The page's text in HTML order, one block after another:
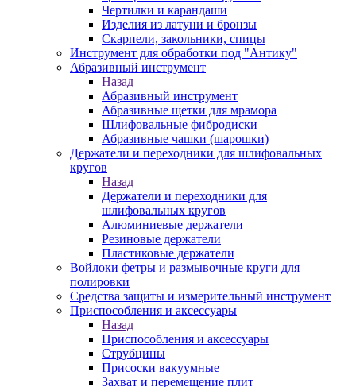
Чертилки и карандаши
Изделия из латуни и бронзы
Скарпели, закольники, спицы
Инструмент для обработки под "Антику"
Абразивный инструмент
Назад
Абразивный инструмент
Абразивные щетки для мрамора
Шлифовальные фибродиски
Абразивные чашки (шарошки)
Держатели и переходники для шлифовальных
кругов
Назад
Держатели и переходники для
шлифовальных кругов
Алюминиевые держатели
Резиновые держатели
Пластиковые держатели
Войлоки фетры и размывочные круги для
полировки
Средства защиты и измерительный инструмент
Приспособления и аксессуары
Назад
Приспособления и аксессуары
Струбцины
Присоски вакуумные
Захват и перемещение плит